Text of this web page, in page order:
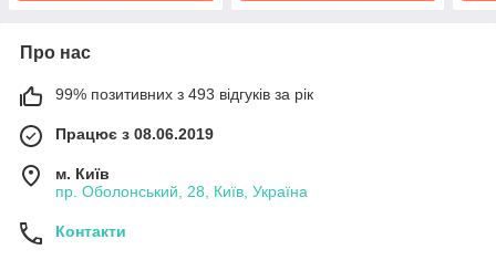
Про нас
99% позитивних з 493 відгуків за рік
Працює з 08.06.2019
м. Київ
пр. Оболонський, 28, Київ, Україна
Контакти